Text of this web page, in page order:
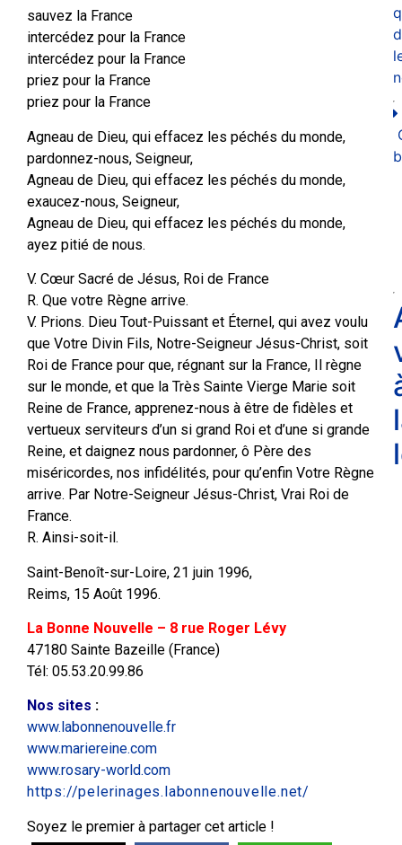
sauvez la France
intercédez pour la France
intercédez pour la France
priez pour la France
priez pour la France
Agneau de Dieu, qui effacez les péchés du monde,
pardonnez-nous, Seigneur,
Agneau de Dieu, qui effacez les péchés du monde,
exaucez-nous, Seigneur,
Agneau de Dieu, qui effacez les péchés du monde,
ayez pitié de nous.
V. Cœur Sacré de Jésus, Roi de France
R. Que votre Règne arrive.
V. Prions. Dieu Tout-Puissant et Éternel, qui avez voulu
que Votre Divin Fils, Notre-Seigneur Jésus-Christ, soit
Roi de France pour que, régnant sur la France, Il règne
sur le monde, et que la Très Sainte Vierge Marie soit
Reine de France, apprenez-nous à être de fidèles et
vertueux serviteurs d’un si grand Roi et d’une si grande
Reine, et daignez nous pardonner, ô Père des
miséricordes, nos infidélités, pour qu’enfin Votre Règne
arrive. Par Notre-Seigneur Jésus-Christ, Vrai Roi de
France.
R. Ainsi-soit-il.
Saint-Benoît-sur-Loire, 21 juin 1996,
Reims, 15 Août 1996.
La Bonne Nouvelle – 8 rue Roger Lévy
47180 Sainte Bazeille (France)
Tél: 05.53.20.99.86
Nos sites :
www.labonnenouvelle.fr
www.mariereine.com
www.rosary-world.com
https://pelerinages.labonnenouvelle.net/
Soyez le premier à partager cet article !